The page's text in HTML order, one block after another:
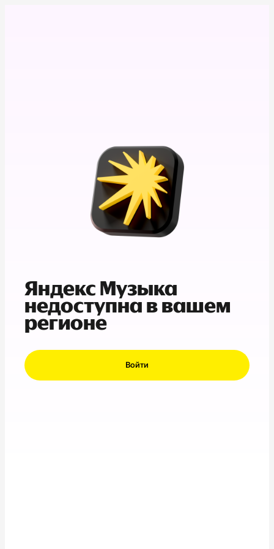
Яндекс Музыка
недоступна в вашем
регионе
Войти